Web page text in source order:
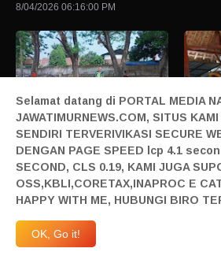
8/04/2026 06:16:00 PM
9
Kapolsek warujayeng Beri Motivasi
dan Arahan kepada Calon Anggota
Paskibra HUT Ke-81 RI
8/04/2026 04:00:00 PM
10
Rajud
7/30/
Selamat datang di PORTAL MEDIA
JAWATIMURNEWS.COM, SITUS
SENDIRI TERVERIVIKASI SECURE
DENGAN PAGE SPEED lcp 4.1
SECOND, CLS 0.19, KAMI JUGA
OSS,KBLI,CORETAX,INAPROC E
HAPPY WITH ME, HUBUNGI BIRO
OK, Go it!